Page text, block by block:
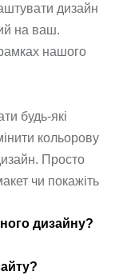
дизайн
на ваш.
нашого
будь-які
кольорову
Просто
чи покажіть
дизайну?